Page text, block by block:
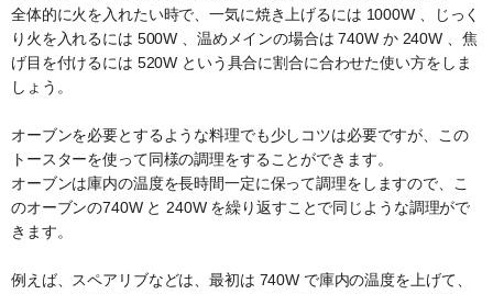
全体的に火を入れたい時で、一気に焼き上げるには 1000W 、じっく
り火を入れるには 500W 、温めメインの場合は 740W か 240W 、焦
げ目を付けるには 520W という具合に割合に合わせた使い方をしま
しょう。
オーブンを必要とするような料理でも少しコツは必要ですが、この
トースターを使って同様の調理をすることができます。
オーブンは庫内の温度を長時間一定に保って調理をしますので、こ
のオーブンの740W と 240W を繰り返すことで同じような調理がで
きます。
例えば、スペアリブなどは、最初は 740W で庫内の温度を上げて、